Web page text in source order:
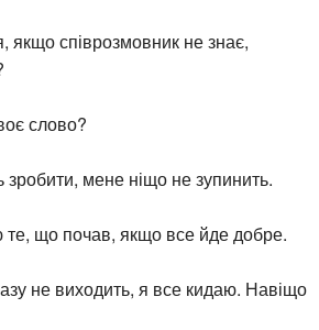
якщо співрозмовник не знає,
слово?
мене ніщо не зупинить.
те, що почав, якщо все йде добре.
не виходить, я все кидаю. Навіщо